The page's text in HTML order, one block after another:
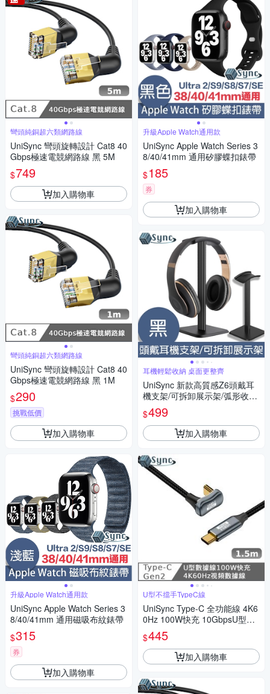
彎頭純銅超六類網路線
UniSync 彎頭旋轉設計 Cat8 40
Gbps極速電競網路線 黑 5M
$749
加入購物車
彎頭純銅超六類網路線
UniSync 彎頭旋轉設計 Cat8 40
Gbps極速電競網路線 黑 1M
$290
挑戰低價
加入購物車
升級Apple Watch通用款
UniSync Apple Watch Series 3
8/40/41mm 通用磁吸布紋錶帶
$315
券
加入購物車
升級Apple Watch通用款
UniSync Apple Watch Series 3
8/40/41mm 通用矽膠蝶扣錶帶
$185
券
加入購物車
耳機輕鬆收納 桌面更整齊
UniSync 新款高質感Z6頭戴耳
機支架/可拆卸展示架/弧形收納
$499
加入購物車
U型不擋手TypeC線
UniSync Type-C 全功能線 4K6
0Hz 100W快充 10GbpsU型充
電線1.5米
$445
加入購物車